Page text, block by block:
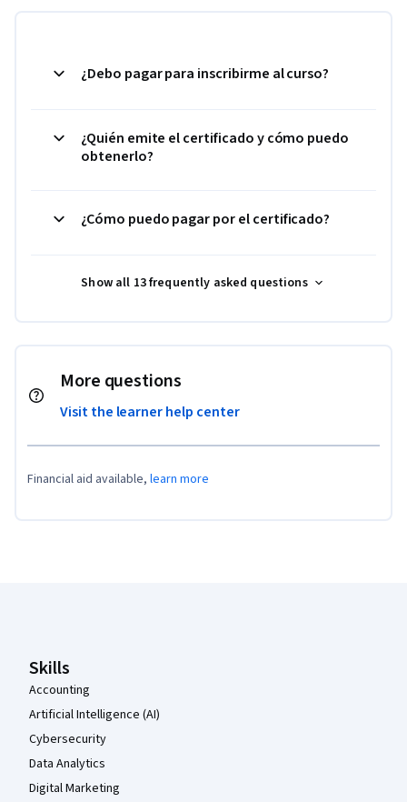
¿Debo pagar para inscribirme al curso?
¿Quién emite el certificado y cómo puedo
obtenerlo?
¿Cómo puedo pagar por el certificado?
Show all 13 frequently asked questions
More questions
Visit the learner help center
Financial aid available, learn more
Skills
Accounting
Artificial Intelligence (AI)
Cybersecurity
Data Analytics
Digital Marketing